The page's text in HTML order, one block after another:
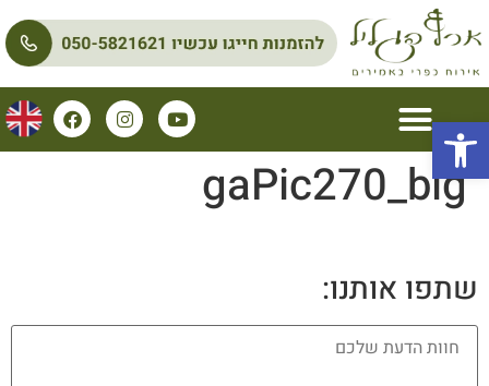
פתח סרגל נגישות
gaPic270_big
שתפו אותנו: